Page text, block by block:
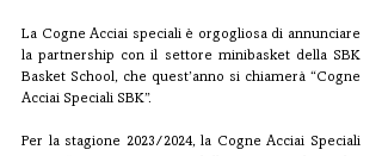
La Cogne Acciai speciali è orgogliosa di annunciare
la partnership con il settore minibasket della SBK
Basket School, che quest’anno si chiamerà “Cogne
Acciai Speciali SBK”.
Per la stagione 2023/2024, la Cogne Acciai Speciali